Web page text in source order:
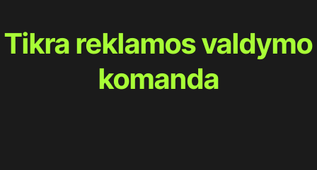
Tikra reklamos valdymo
komanda